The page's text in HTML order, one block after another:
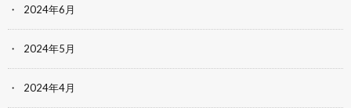
2024年6月
2024年5月
2024年4月